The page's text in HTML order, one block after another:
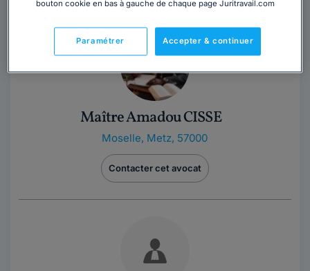
Maître Amadou CISSE
Moselle, Metz, 57000
Contacter cet avocat
bouton cookie en bas à gauche de chaque page Juritravail.com
Accepter & continuer
Paramétrer